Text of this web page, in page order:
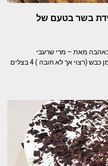
בשר בטעם של
מאת – מרי שרעבי
(רצוי אך לא חובה ) 4 בצלים